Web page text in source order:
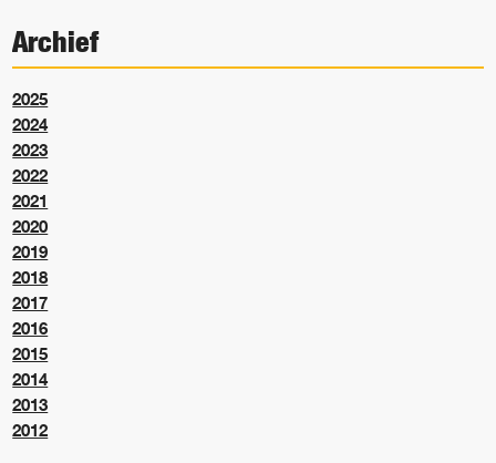
Archief
2025
2024
2023
2022
2021
2020
2019
2018
2017
2016
2015
2014
2013
2012